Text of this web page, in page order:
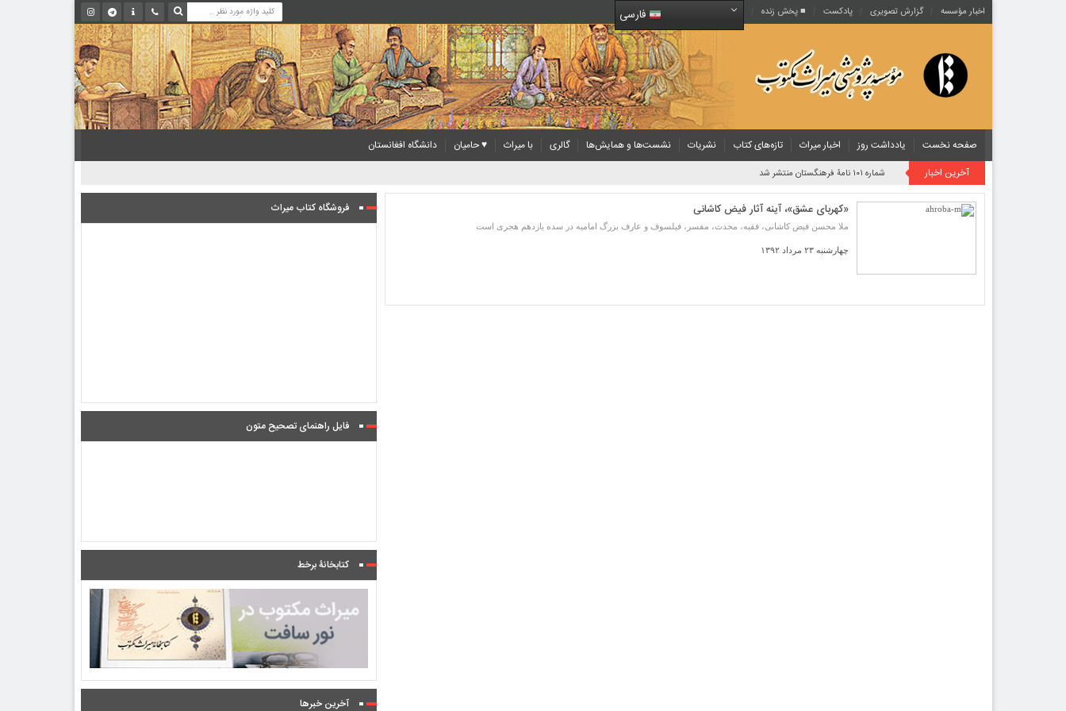
اخبار مؤسسه گزارش تصویری پادکست‌ ■ پخش زنده فارسی
صفحه نخست یادداشت روز اخبار میراث تازه‌های کتاب نشریات نشست‌ها و همایش‌ها گالری با میراث ♥ حامیان
دانشگاه افغانستان
آخرین اخبار
شماره ۱۰۱ نامۀ فرهنگستان منتشر شد
«کهربای عشق»، آینه آثار فیض کاشانی
ملا محسن فیض کاشانی، فقیه، محدث، مفسر، فیلسوف و عارف بزرگ امامیه در سده یازدهم هجری است
چهارشنبه ۲۳ مرداد ۱۳۹۲
فروشگاه کتاب میراث
فایل راهنمای تصحیح متون
کتابخانۀ برخط
آخرین خبرها